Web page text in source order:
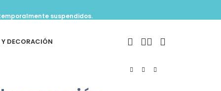
suspendidos.
DECORACIÓN